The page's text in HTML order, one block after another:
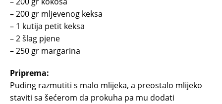
– 200 gr mljevenog keksa
– 1 kutija petit keksa
– 2 šlag pjene
– 250 gr margarina
Priprema:
Puding razmutiti s malo mlijeka, a preostalo mlijeko
staviti sa šećerom da prokuha pa mu dodati